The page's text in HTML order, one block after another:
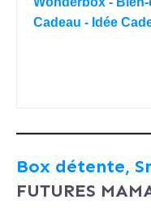
Cadeau - Idée
Box détente,
FUTURES